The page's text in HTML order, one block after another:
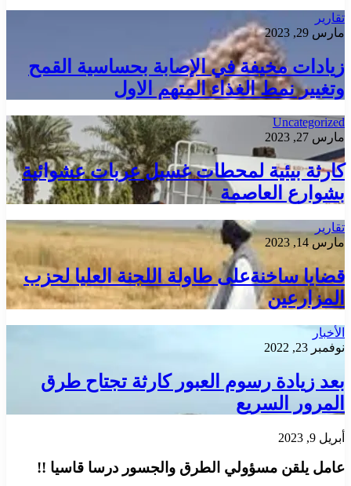
تقارير
مارس 29, 2023
زيادات مخيفة في الإصابة بحساسية القمح
وتغيير نمط الغذاء المتهم الاول
Uncategorized
مارس 27, 2023
كارثة بيئية لمحطات غسيل عربات عشوائية
بشوارع العاصمة
تقارير
مارس 14, 2023
قضايا ساخنةعلى طاولة اللجنة العليا لحزب
المزارعين
الأخبار
نوفمبر 23, 2022
بعد زيادة رسوم العبور كارثة تجتاح طرق
المرور السريع
أبريل 9, 2023
عامل يلقن مسؤولي الطرق والجسور درسا قاسيا !!